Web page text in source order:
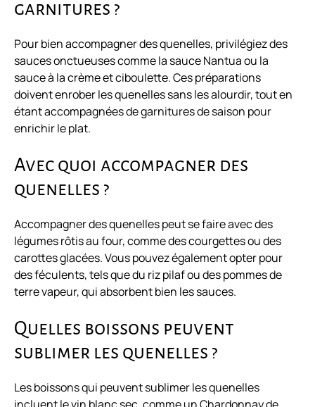
garnitures ?
Pour bien accompagner des quenelles, privilégiez des
sauces onctueuses comme la sauce Nantua ou la
sauce à la crème et ciboulette. Ces préparations
doivent enrober les quenelles sans les alourdir, tout en
étant accompagnées de garnitures de saison pour
enrichir le plat.
Avec quoi accompagner des
quenelles ?
Accompagner des quenelles peut se faire avec des
légumes rôtis au four, comme des courgettes ou des
carottes glacées. Vous pouvez également opter pour
des féculents, tels que du riz pilaf ou des pommes de
terre vapeur, qui absorbent bien les sauces.
Quelles boissons peuvent
sublimer les quenelles ?
Les boissons qui peuvent sublimer les quenelles